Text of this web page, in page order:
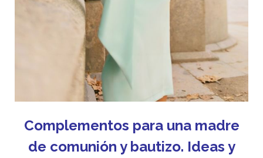
Complementos para una madre
de comunión y bautizo. Ideas y